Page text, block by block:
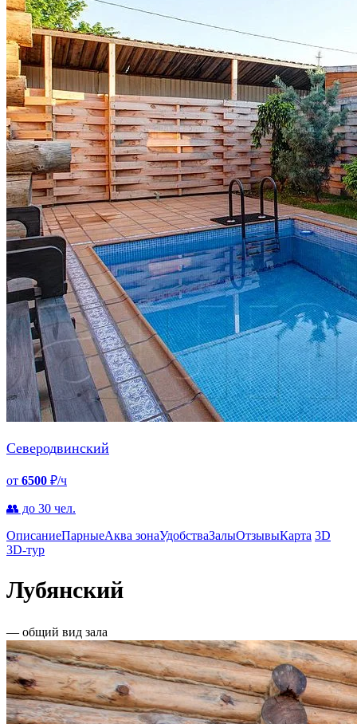
Северодвинский
от 6500 ₽/ч
👥 до 30 чел.
ОписаниеПарныеАква зонаУдобстваЗалыОтзывыКарта 3D
3D-тур
Лубянский
— общий вид зала